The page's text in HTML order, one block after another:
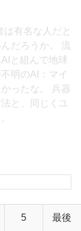
有名な人だと
だろうか。 流
と組んで地球
明のAI：マイ
ったな。 兵器
と、同じくユ
5 最後